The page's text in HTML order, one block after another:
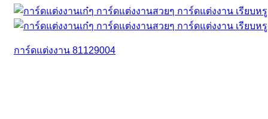
การ์ดแต่งงาน 81129004